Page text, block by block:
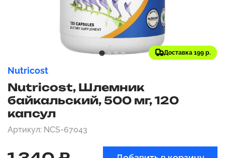
Доставка 199 р.
Nutricost
Nutricost, Шлемник
байкальский, 500 мг, 120
капсул
Артикул: NCS-67043